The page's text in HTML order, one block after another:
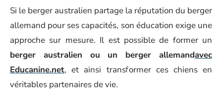
Si le berger australien partage la réputation du berger
allemand pour ses capacités, son éducation exige une
approche sur mesure. Il est possible de former un
berger australien ou un berger allemandavec
Educanine.net, et ainsi transformer ces chiens en
véritables partenaires de vie.